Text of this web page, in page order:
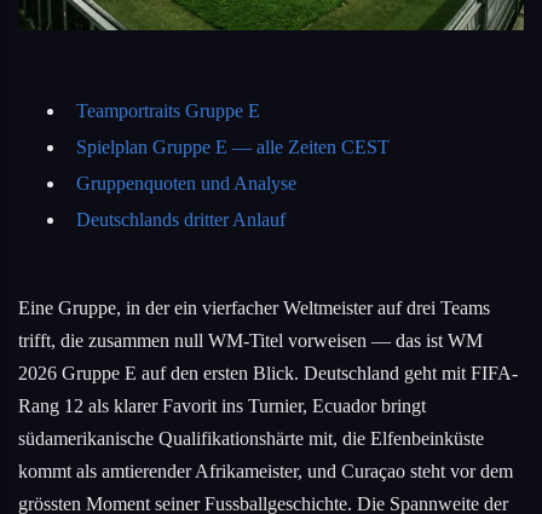
Teamportraits Gruppe E
Spielplan Gruppe E — alle Zeiten CEST
Gruppenquoten und Analyse
Deutschlands dritter Anlauf
Eine Gruppe, in der ein vierfacher Weltmeister auf drei Teams
trifft, die zusammen null WM-Titel vorweisen — das ist WM
2026 Gruppe E auf den ersten Blick. Deutschland geht mit FIFA-
Rang 12 als klarer Favorit ins Turnier, Ecuador bringt
südamerikanische Qualifikationshärte mit, die Elfenbeinküste
kommt als amtierender Afrikameister, und Curaçao steht vor dem
grössten Moment seiner Fussballgeschichte. Die Spannweite der